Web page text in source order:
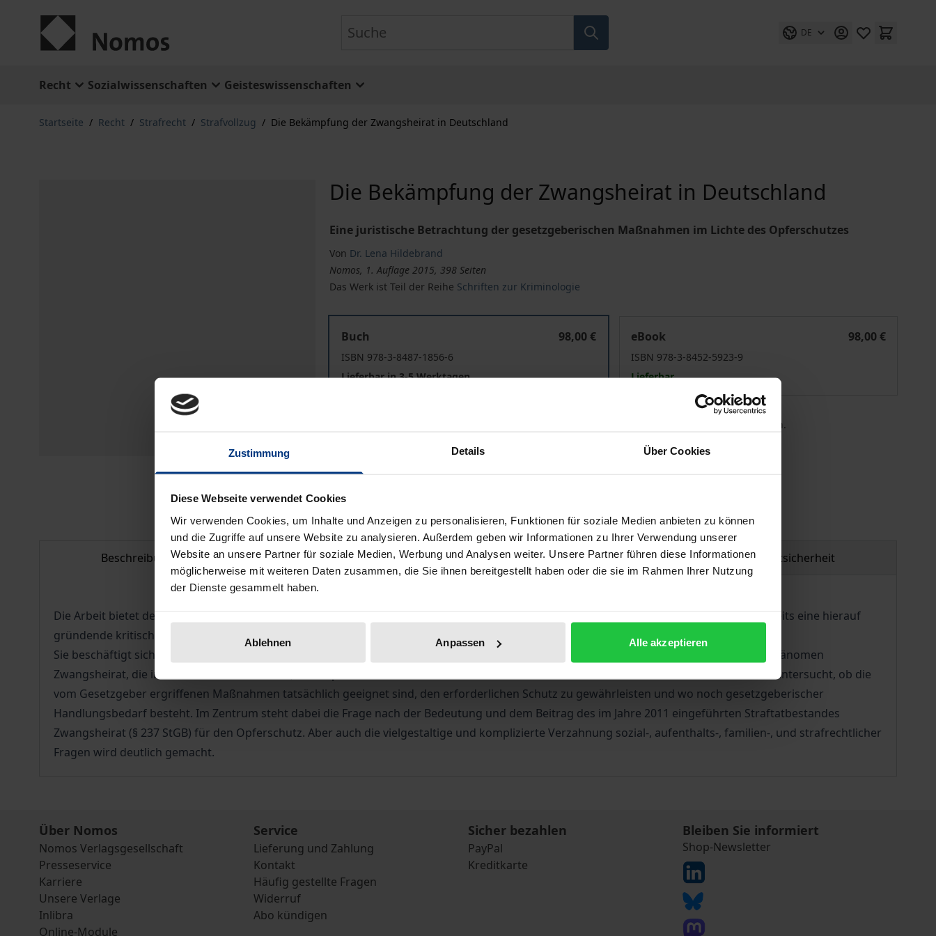
Zustimmung Details Über Cookies
Diese Webseite verwendet Cookies
Wir verwenden Cookies, um Inhalte und Anzeigen zu personalisieren, Funktionen für soziale Medien anbieten zu können
und die Zugriffe auf unsere Website zu analysieren. Außerdem geben wir Informationen zu Ihrer Verwendung unserer
Website an unsere Partner für soziale Medien, Werbung und Analysen weiter. Unsere Partner führen diese Informationen
möglicherweise mit weiteren Daten zusammen, die Sie ihnen bereitgestellt haben oder die sie im Rahmen Ihrer Nutzung
der Dienste gesammelt haben.
Ablehnen Anpassen Alle akzeptieren
DE
Recht Sozialwissenschaften Geisteswissenschaften
Startseite / Recht / Strafrecht / Strafvollzug / Die Bekämpfung der Zwangsheirat in Deutschland
Die Bekämpfung der Zwangsheirat in Deutschland
Eine juristische Betrachtung der gesetzgeberischen Maßnahmen im Lichte des Opferschutzes
Von Dr. Lena Hildebrand
Nomos, 1. Auflage 2015, 398 Seiten
Das Werk ist Teil der Reihe Schriften zur Kriminologie
Buch
98,00 €
ISBN 978-3-8487-1856-6
Lieferbar in 3-5 Werktagen
eBook
98,00 €
ISBN 978-3-8452-5923-9
Lieferbar
Preisangaben inkl. MwSt. Abhängig von der Lieferadresse kann die MwSt. an der Kasse variieren.
Beschreibung Bibliografische Angaben Rezensionen Produktsicherheit
Die Arbeit bietet dem Leser einerseits tiefe und instruktive Einblicke in die empirischen Zusammenhänge der Zwangsheirat und andererseits eine hierauf
gründende kritische Auseinandersetzung mit einem ganzen Strauß gesetzgeberischer Maßnahmen.
Sie beschäftigt sich zunächst mit einer Zusammenstellung und Auswertung der bisher gewonnenen empirischen Erkenntnisse zu dem Phänomen
Zwangsheirat, die insbesondere dazu dienen, Ansatzpunkte für rechtliche Schutzmaßnahmen zu eruieren. In einem zweiten Schritt wird untersucht, ob die
vom Gesetzgeber ergriffenen Maßnahmen tatsächlich geeignet sind, den erforderlichen Schutz zu gewährleisten und wo noch gesetzgeberischer
Handlungsbedarf besteht. Im Zentrum steht dabei die Frage nach der Bedeutung und dem Beitrag des im Jahre 2011 eingeführten Straftatbestandes
Zwangsheirat (§ 237 StGB) für den Opferschutz. Aber auch die vielgestaltige und komplizierte Verzahnung sozial-, aufenthalts-, familien-, und strafrechtlicher
Fragen wird deutlich gemacht.
Über Nomos
Nomos Verlagsgesellschaft
Presseservice
Karriere
Unsere Verlage
Inlibra
Online-Module
Service
Lieferung und Zahlung
Kontakt
Häufig gestellte Fragen
Widerruf
Abo kündigen
Sicher bezahlen
PayPal
Kreditkarte
Bleiben Sie informiert
Shop-Newsletter